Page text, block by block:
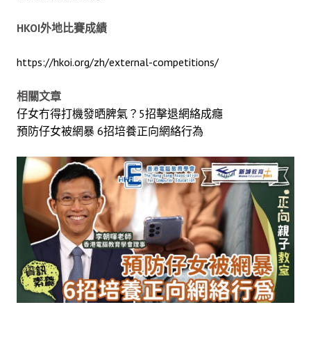
HKOI外地比賽成績
https://hkoi.org/zh/external-competitions/
相關文章
仔女冇得打機發晒脾氣？5招擊退網絡成癮
預防仔女被網暴 6招培養正向網絡行為